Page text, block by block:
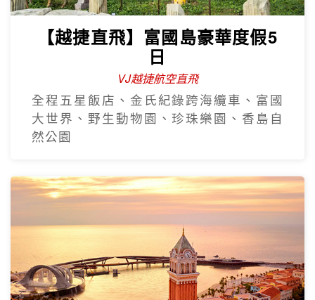
【越捷直飛】富國島豪華度假5
日
VJ越捷航空直飛
全程五星飯店、金氏紀錄跨海纜車、富國
大世界、野生動物園、珍珠樂園、香島自
然公園